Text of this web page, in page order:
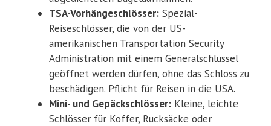
TSA-Vorhängeschlösser: Spezial-
Reiseschlösser, die von der US-
amerikanischen Transportation Security
Administration mit einem Generalschlüssel
geöffnet werden dürfen, ohne das Schloss zu
beschädigen. Pflicht für Reisen in die USA.
Mini- und Gepäckschlösser: Kleine, leichte
Schlösser für Koffer, Rucksäcke oder